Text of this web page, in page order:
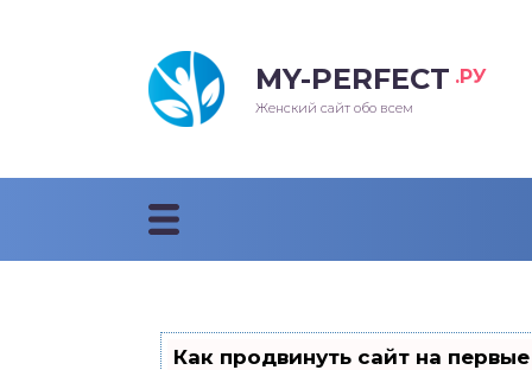
MY-PERFECT .РУ
Женский сайт обо всем
Как продвинуть сайт на
прически 2018
стрижки 2018